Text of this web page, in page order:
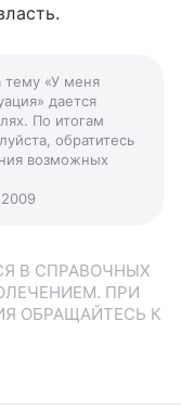
тему «У меня
дается
По итогам
обратитесь
возможных
В СПРАВОЧНЫХ
ПРИ
ОБРАЩАЙТЕСЬ К